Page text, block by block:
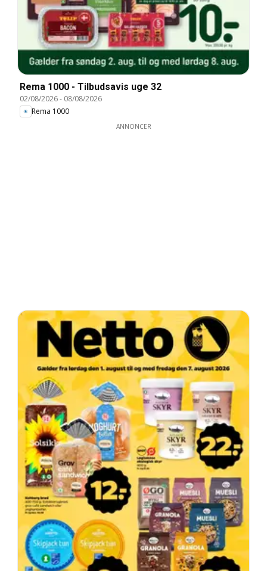
Rema 1000 - Tilbudsavis uge 32
02/08/2026- 08/08/2026
Rema 1000
ANNONCER